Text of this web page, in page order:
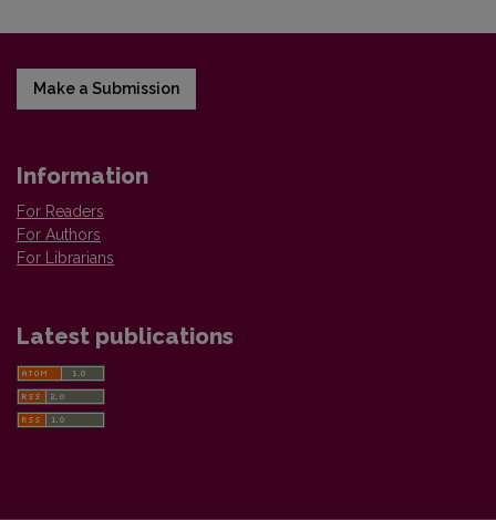
Make a Submission
Information
For Readers
For Authors
For Librarians
Latest publications